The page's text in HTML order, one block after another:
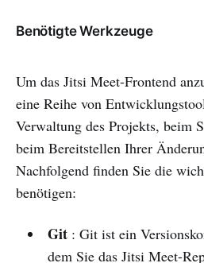
Benötigte Werkzeuge
Um das Jitsi Meet-Frontend
eine Reihe von
Verwaltung des Projekts, beim
beim Bereitstellen Ihrer
Nachfolgend finden Sie die
benötigen:
Git: Git ist ein
dem Sie das Jitsi Meet-